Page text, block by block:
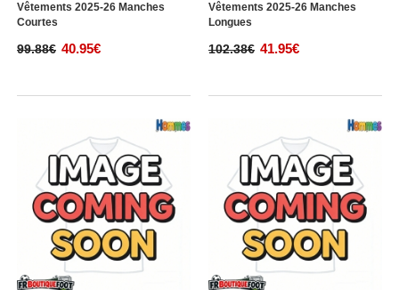
Vêtements 2025-26 Manches
Courtes
99.88€ 40.95€
Vêtements 2025-26 Manches
Longues
102.38€ 41.95€